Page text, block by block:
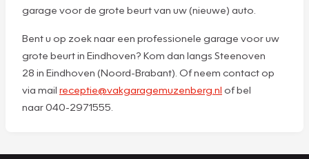
garage voor de grote beurt van uw (nieuwe) auto.
Bent u op zoek naar een professionele garage voor uw
grote beurt in Eindhoven? Kom dan langs Steenoven
28 in Eindhoven (Noord-Brabant). Of neem contact op
via mail receptie@vakgaragemuzenberg.nl of bel
naar 040-2971555.